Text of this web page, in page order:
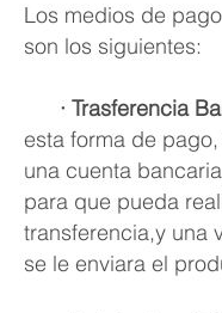
Los medios de
son los siguientes:
· Trasferencia
esta forma de
una cuenta
para que pueda
transferencia,y una
se le enviara el